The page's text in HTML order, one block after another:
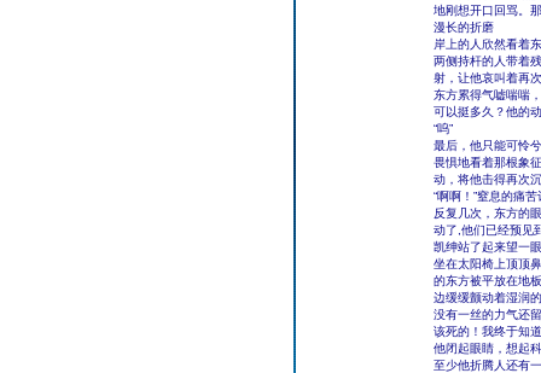
地刚想开口回骂。
漫长的折磨
岸上的人欣然看着
两侧持杆的人带着
射，让他哀叫着再
东方累得气嘘喘喘
可以挺多久？他的
“呜”
最后，他只能可怜
畏惧地看着那根象
动，将他击得再次
“啊啊！”窒息的痛
反复几次，东方的
动了,他们已经预见
凯绅站了起来望一
坐在太阳椅上顶顶
的东方被平放在地
边缓缓颤动着湿润
没有一丝的力气还
该死的！我终于知
他闭起眼睛，想起
至少他折腾人还有